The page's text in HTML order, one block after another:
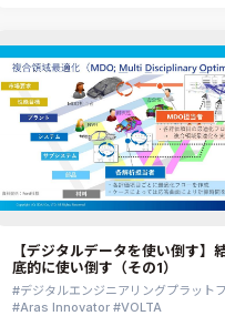
【デジタルデータを使い倒す】
底的に使い倒す（その1）
デジタルエンジニアリングプラット
Aras Innovator
VOLTA